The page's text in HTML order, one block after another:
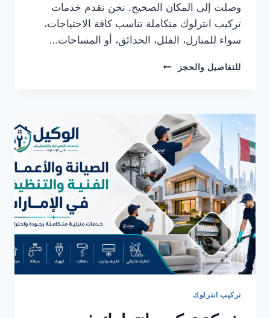
وصلت إلى المكان الصحيح. نحن نقدم خدمات
تركيب انترلوك متكاملة تناسب كافة الاحتياجات،
سواء للمنازل، الفلل، الحدائق، أو المساحات…
للتفاصيل والحجز
شركة
ام
القيوين
0582482610
خصم
30%
تركيب انترلوك